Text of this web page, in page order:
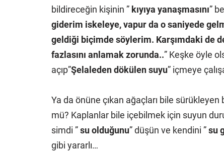
bildireceğin kişinin ” kıyıya yanaşmasını”
giderim iskeleye, vapur da o saniyede
geldiği biçimde söylerim. Karşımdaki de
fazlasını anlamak zorunda..” Keşke öyle
açıp”Şelaleden dökülen suyu” içmeye
Ya da önüne çıkan ağaçları bile
mü? Kaplanlar bile içebilmek için suyun
simdi ”su olduğunu” düşün ve kendini ”su
gibi yararlı…